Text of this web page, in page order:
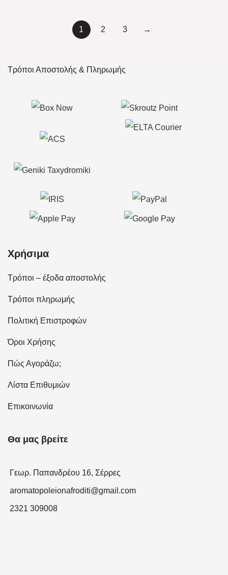
1 2 3 →
Τρόποι Αποστολής & Πληρωμής
Χρήσιμα
Τρόποι – έξοδα αποστολής
Τρόποι πληρωμής
Πολιτική Επιστροφών
Όροι Χρήσης
Πώς Αγοράζω;
Λίστα Επιθυμιών
Επικοινωνία
Θα μας βρείτε
Γεωρ. Παπανδρέου 16, Σέρρες
aromatopoleionafroditi@gmail.com
2321 309008